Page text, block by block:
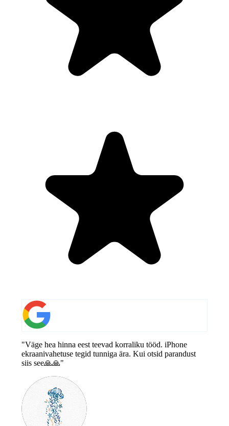
"Väge hea hinna eest teevad korraliku tööd. iPhone
ekraanivahetuse tegid tunniga ära. Kui otsid parandust
siis see🙏🙏"